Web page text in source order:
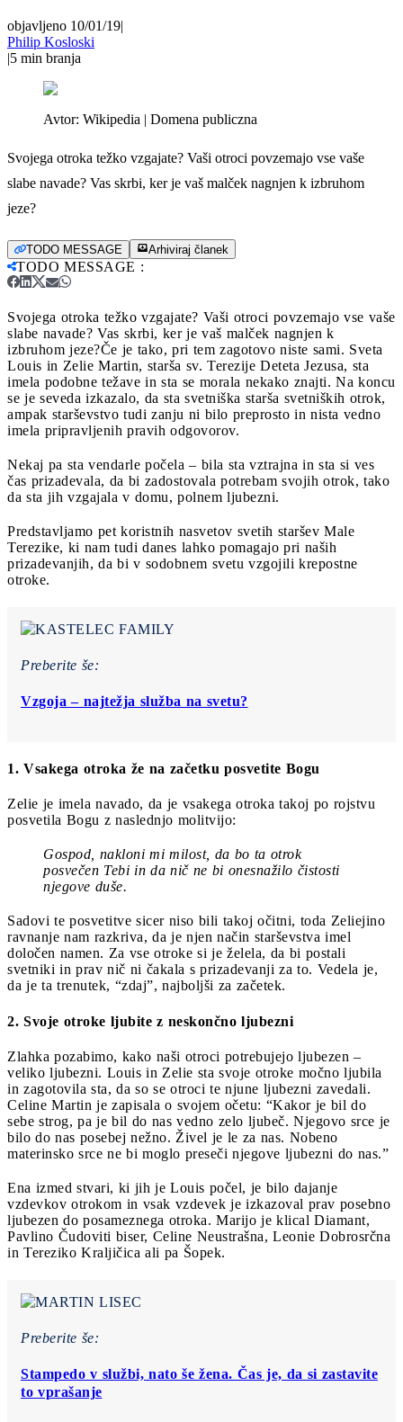
objavljeno 10/01/19|
Philip Kosloski
|5 min branja
Avtor: Wikipedia | Domena publiczna
Svojega otroka težko vzgajate? Vaši otroci povzemajo vse vaše
slabe navade? Vas skrbi, ker je vaš malček nagnjen k izbruhom
jeze?
TODO MESSAGE Arhiviraj članek
TODO MESSAGE :
Svojega otroka težko vzgajate? Vaši otroci povzemajo vse vaše
slabe navade? Vas skrbi, ker je vaš malček nagnjen k
izbruhom jeze?Če je tako, pri tem zagotovo niste sami. Sveta
Louis in Zelie Martin, starša sv. Terezije Deteta Jezusa, sta
imela podobne težave in sta se morala nekako znajti. Na koncu
se je seveda izkazalo, da sta svetniška starša svetniških otrok,
ampak starševstvo tudi zanju ni bilo preprosto in nista vedno
imela pripravljenih pravih odgovorov.
Nekaj pa sta vendarle počela – bila sta vztrajna in sta si ves
čas prizadevala, da bi zadostovala potrebam svojih otrok, tako
da sta jih vzgajala v domu, polnem ljubezni.
Predstavljamo pet koristnih nasvetov svetih staršev Male
Terezike, ki nam tudi danes lahko pomagajo pri naših
prizadevanjih, da bi v sodobnem svetu vzgojili krepostne
otroke.
Preberite še:
Vzgoja ‒ najtežja služba na svetu?
1. Vsakega otroka že na začetku posvetite Bogu
Zelie je imela navado, da je vsakega otroka takoj po rojstvu
posvetila Bogu z naslednjo molitvijo:
Gospod, nakloni mi milost, da bo ta otrok
posvečen Tebi in da nič ne bi onesnažilo čistosti
njegove duše.
Sadovi te posvetitve sicer niso bili takoj očitni, toda Zeliejino
ravnanje nam razkriva, da je njen način starševstva imel
določen namen. Za vse otroke si je želela, da bi postali
svetniki in prav nič ni čakala s prizadevanji za to. Vedela je,
da je ta trenutek, “zdaj”, najboljši za začetek.
2. Svoje otroke ljubite z neskončno ljubezni
Zlahka pozabimo, kako naši otroci potrebujejo ljubezen –
veliko ljubezni. Louis in Zelie sta svoje otroke močno ljubila
in zagotovila sta, da so se otroci te njune ljubezni zavedali.
Celine Martin je zapisala o svojem očetu: “Kakor je bil do
sebe strog, pa je bil do nas vedno zelo ljubeč. Njegovo srce je
bilo do nas posebej nežno. Živel je le za nas. Nobeno
materinsko srce ne bi moglo preseči njegove ljubezni do nas.”
Ena izmed stvari, ki jih je Louis počel, je bilo dajanje
vzdevkov otrokom in vsak vzdevek je izkazoval prav posebno
ljubezen do posameznega otroka. Marijo je klical Diamant,
Pavlino Čudoviti biser, Celine Neustrašna, Leonie Dobrosrčna
in Tereziko Kraljičica ali pa Šopek.
Preberite še:
Stampedo v službi, nato še žena. Čas je, da si zastavite
to vprašanje